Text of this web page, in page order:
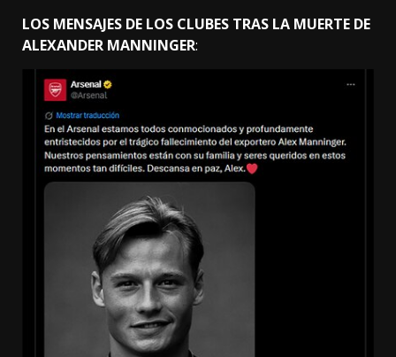
LOS MENSAJES DE LOS CLUBES TRAS LA MUERTE DE
ALEXANDER MANNINGER: